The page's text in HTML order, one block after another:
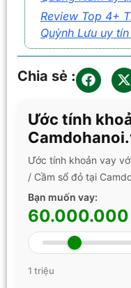
Review Top 4+
Quỳnh Lưu uy
Chia sẻ :
Ước tính
Ước tính khoản vay
/ Cầm sổ đỏ tại
Bạn muốn vay:
60.000.000
1 triệu